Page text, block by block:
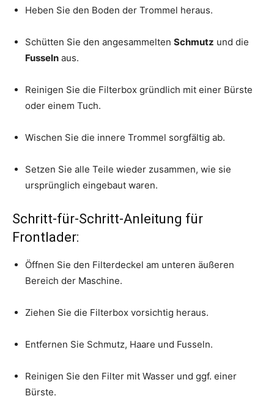
Heben Sie den Boden der Trommel heraus.
Schütten Sie den angesammelten Schmutz und die
Fusseln aus.
Reinigen Sie die Filterbox gründlich mit einer Bürste
oder einem Tuch.
Wischen Sie die innere Trommel sorgfältig ab.
Setzen Sie alle Teile wieder zusammen, wie sie
ursprünglich eingebaut waren.
Schritt-für-Schritt-Anleitung für
Frontlader:
Öffnen Sie den Filterdeckel am unteren äußeren
Bereich der Maschine.
Ziehen Sie die Filterbox vorsichtig heraus.
Entfernen Sie Schmutz, Haare und Fusseln.
Reinigen Sie den Filter mit Wasser und ggf. einer
Bürste.